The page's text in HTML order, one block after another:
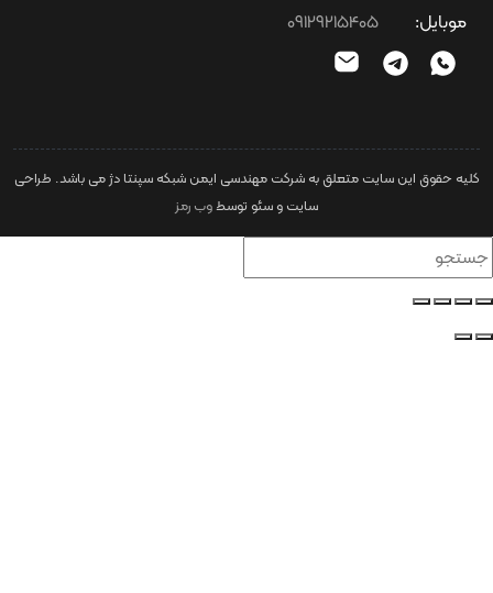
09129215405
این سایت متعلق به شرکت مهندسی ایمن شبکه سپنتا دژ می باشد. طراحی
سایت و سئو توسطوب رمز